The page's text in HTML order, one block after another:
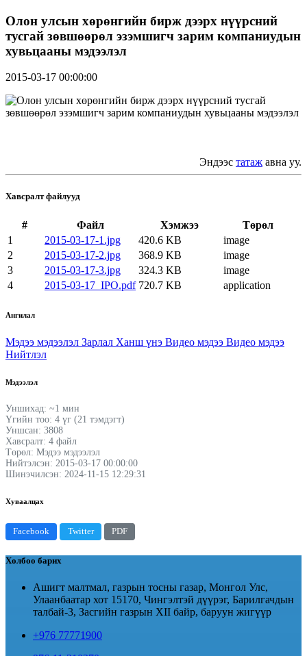
Олон улсын хөрөнгийн бирж дээрх нүүрсний
тусгай зөвшөөрөл эзэмшигч зарим компаниудын
хувьцааны мэдээлэл
2015-03-17 00:00:00
Эндээс татаж авна уу.
Хавсралт файлууд
# Файл Хэмжээ
Төрөл
1
2015-03-17-1.jpg 420.6 KB
image
2
2015-03-17-2.jpg 368.9 KB
image
3
2015-03-17-3.jpg 324.3 KB
image
4
2015-03-17_IPO.pdf 720.7 KB application
Ангилал
Мэдээ мэдээлэл Зарлал Ханш үнэ Видео мэдээ Видео мэдээ
Нийтлэл
Мэдээлэл
Уншихад: ~1 мин
Үгийн тоо: 4 үг (21 тэмдэгт)
Уншсан: 3808
Хавсралт: 4 файл
Төрөл: Мэдээ мэдээлэл
Нийтэлсэн: 2015-03-17 00:00:00
Шинэчилсэн: 2024-11-15 12:29:31
Хуваалцах
Facebook Twitter PDF
Холбоо барих
Ашигт малтмал, газрын тосны газар, Монгол Улс,
Улаанбаатар хот 15170, Чингэлтэй дүүрэг, Барилгачдын
талбай-3, Засгийн газрын XII байр, баруун жигүүр
+976 77771900